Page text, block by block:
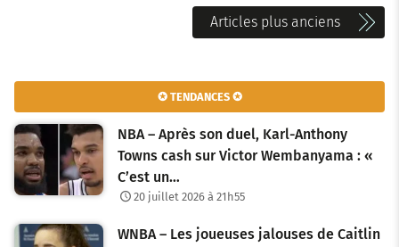
v
i
g
a
Articles plus anciens
✪ TENDANCES ✪
NBA – Après son duel, Karl-Anthony
Towns cash sur Victor Wembanyama : «
C’est un…
20 juillet 2026 à 21h55
WNBA – Les joueuses jalouses de Caitlin